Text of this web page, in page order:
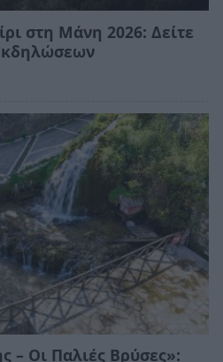
στη Μάνη 2026: Δείτε
– Οι Παλιές Βρύσες»: